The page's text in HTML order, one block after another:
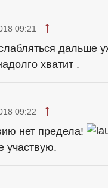
09:21
дальше
хватит .
09:22
нет предела!
участвую.